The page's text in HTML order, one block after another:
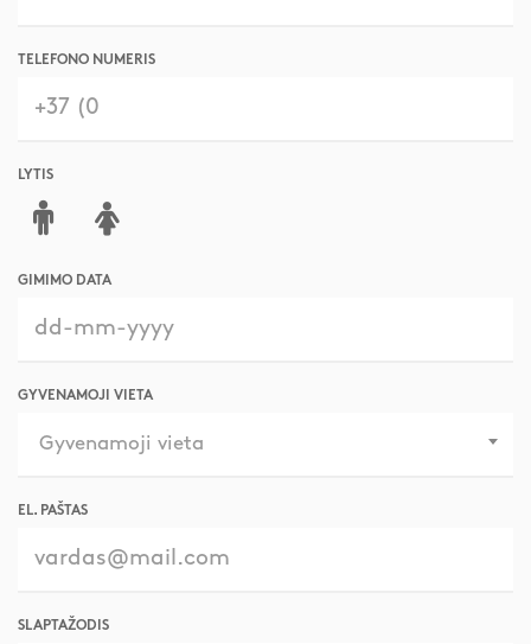
TELEFONO NUMERIS
LYTIS
GIMIMO DATA
GYVENAMOJI VIETA
Gyvenamoji vieta
EL. PAŠTAS
SLAPTAŽODIS